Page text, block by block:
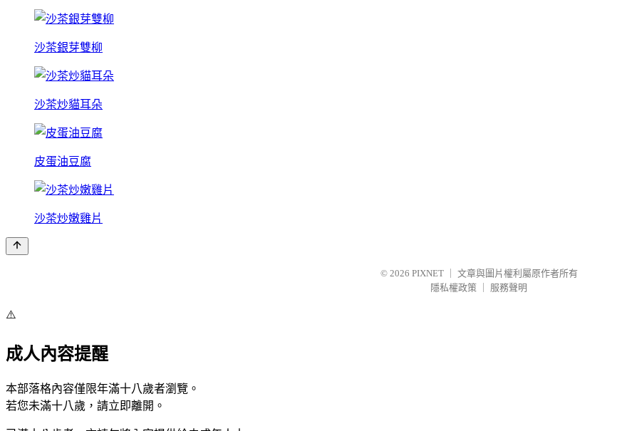
沙茶銀芽雙柳
沙茶炒貓耳朵
皮蛋油豆腐
沙茶炒嫩雞片
© 2026 PIXNET
文章與圖片權利屬原作者所有
隱私權政策
服務聲明
⚠️
成人內容提醒
本部落格內容僅限年滿十八歲者瀏覽。
若您未滿十八歲，請立即離開。